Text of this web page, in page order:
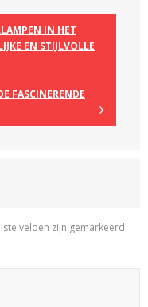
IN HET
EN STIJLVOLLE
FASCINERENDE
velden zijn gemarkeerd